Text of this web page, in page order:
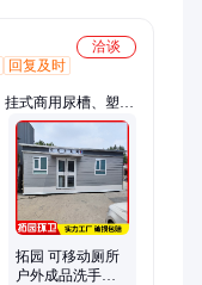
洽谈
回复及时
式商用尿槽、塑木
拓园 可移动厕所
户外成品洗手间